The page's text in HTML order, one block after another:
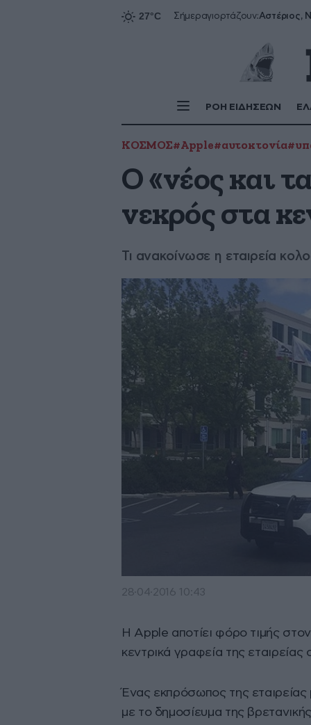
Σήμεραγιορτάζουν:Αστέριος,
ΡΟΗ ΕΙΔΗΣΕΩΝ
ΚΟΣΜΟΣ#Apple#αυτοκτονία
Ο «νέος και
νεκρός στα
Τι ανακοίνωσε η εταιρεία
28·04·2016 10:43
Η Apple αποτίει φόρο τιμής
κεντρικά γραφεία της
Ένας εκπρόσωπος της
με το δημοσίευμα της